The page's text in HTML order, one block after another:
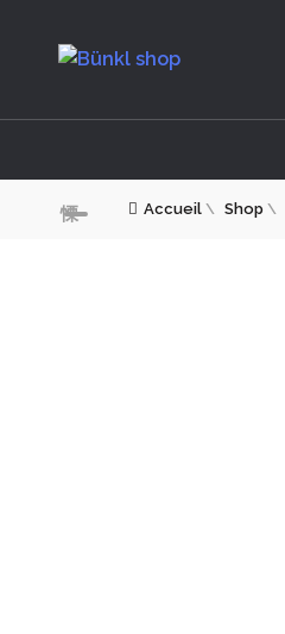
Accueil\ Shop\